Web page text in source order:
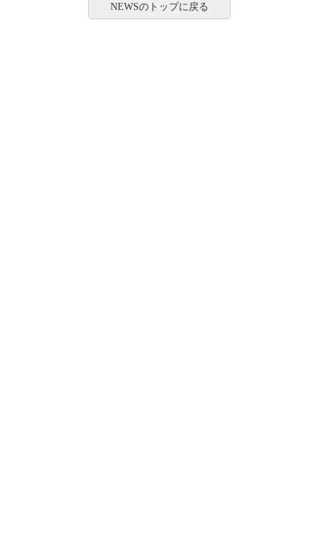
NEWSのトップに戻る